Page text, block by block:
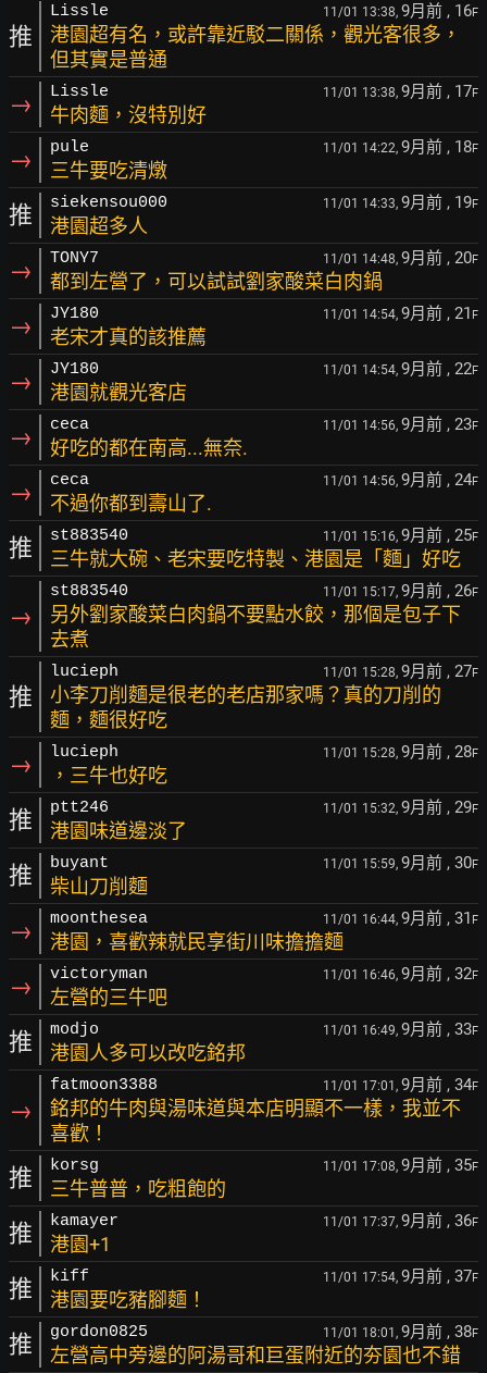
推
Lissle 11/01 13:38, 9月前 , 16F
港園超有名，或許靠近駁二關係，觀光客很多，
但其實是普通
→ Lissle 11/01 13:38, 9月前 , 17F
牛肉麵，沒特別好
→ pule 11/01 14:22, 9月前 , 18F
三牛要吃清燉
推 siekensou000 11/01 14:33, 9月前 , 19F
港園超多人
→ TONY7 11/01 14:48, 9月前 , 20F
都到左營了，可以試試劉家酸菜白肉鍋
→ JY180 11/01 14:54, 9月前 , 21 F
老宋才真的該推薦
→ JY180 11/01 14:54, 9月前 , 22F
港園就觀光客店
→ ceca 11/01 14:56, 9月前 , 23F
好吃的都在南高...無奈.
→ ceca 11/01 14:56, 9月前 , 24F
不過你都到壽山了.
推 st883540 11/01 15:16, 9月前 , 25F
三牛就大碗、老宋要吃特製、港園是「麵」好吃
→
st883540 11/01 15:17, 9月前 , 26F
另外劉家酸菜白肉鍋不要點水餃，那個是包子下
去煮
推
lucieph 11/01 15:28, 9月前 , 27F
小李刀削麵是很老的老店那家嗎？真的刀削的
麵，麵很好吃
→ lucieph 11/01 15:28, 9月前 , 28F
，三牛也好吃
推 ptt246 11/01 15:32, 9月前 , 29F
港園味道邊淡了
推 buyant 11/01 15:59, 9月前 , 30F
柴山刀削麵
→ moonthesea 11/01 16:44, 9月前 , 31 F
港園，喜歡辣就民享街川味擔擔麵
→ victoryman 11/01 16:46, 9月前 , 32F
左營的三牛吧
推 modjo 11/01 16:49, 9月前 , 33F
港園人多可以改吃銘邦
→
fatmoon3388 11/01 17:01, 9月前 , 34F
銘邦的牛肉與湯味道與本店明顯不一樣，我並不
喜歡！
推 korsg 11/01 17:08, 9月前 , 35F
三牛普普，吃粗飽的
推 kamayer 11/01 17:37, 9月前 , 36F
港園+1
推 kiff 11/01 17:54, 9月前 , 37F
港園要吃豬腳麵！
推 gordon0825 11/01 18:01, 9月前 , 38F
左營高中旁邊的阿湯哥和巨蛋附近的夯園也不錯